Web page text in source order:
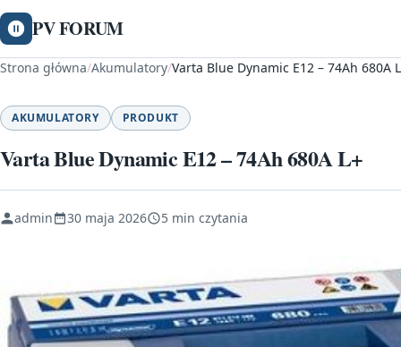
PV FORUM
Strona główna/Akumulatory/Varta Blue Dynamic E12 – 74Ah 680A
AKUMULATORY PRODUKT
Varta Blue Dynamic E12 – 74Ah 680A L+
admin 30 maja 2026 5 min czytania